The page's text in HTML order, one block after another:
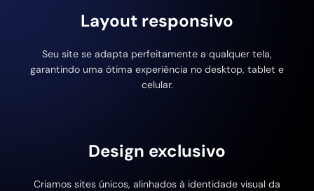
Layout responsivo
Seu site se adapta perfeitamente a qualquer tela,
garantindo uma ótima experiência no desktop, tablet e
celular.
Design exclusivo
Criamos sites únicos, alinhados à identidade visual da